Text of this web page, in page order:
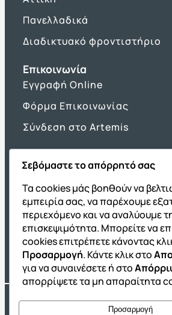
Πανελλαδικά
Διαδικτυακό φροντιστήριο
Επικοινωνία
Εγγραφή Online
Φόρμα Επικοινωνίας
Σύνδεση στο Artemis
Όμιλος
Σχολική Μελέτη After
Εκδόσεις
Franchise
Copyright® 2004 –2026Εκπαιδευτικός
Σεβόμαστε το απόρρητό σας
Τα cookies μάς βοηθούν να
εμπειρία σας, να παρέχουμε
περιεχόμενο και να αναλύουμε
επισκεψιμότητα. Μπορείτε να
cookies επιτρέπετε κάνοντας
Προσαρμογή. Κάντε κλικ στο
για να συναινέσετε ή στο
απορρίψετε τα μη απαραίτητα
Προσαρμογή